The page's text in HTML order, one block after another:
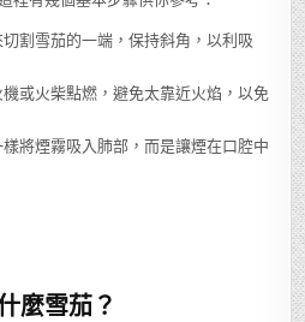
切割雪茄的一端，保持斜角，以利吸
機或火柴點燃，避免太靠近火焰，以免
樣將煙霧吸入肺部，而是讓煙在口腔中
麼雪茄？